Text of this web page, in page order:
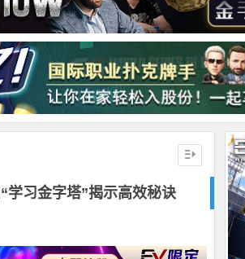
学习金字塔”揭示高效秘诀